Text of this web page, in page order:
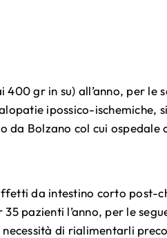
gr in su) all’anno, per
ipossico-ischemiche,
Bolzano col cui ospedale
da intestino corto post-
pazienti l’anno, per le
di rialimentarli